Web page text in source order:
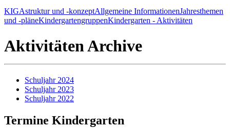
KIGAstruktur und -konzeptAllgemeine InformationenJahresthemen
und -pläneKindergartengruppenKindergarten - Aktivitäten
Aktivitäten Archive
Schuljahr 2024
Schuljahr 2023
Schuljahr 2022
Termine Kindergarten